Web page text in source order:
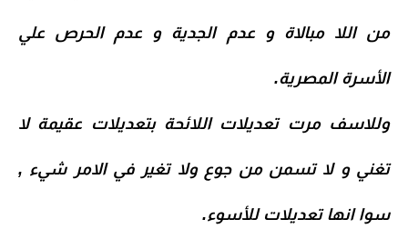
من اللا مبالاة و عدم الجدية و عدم الحرص علي
الأسرة المصرية.
وللاسف مرت تعديلات اللائحة بتعديلات عقيمة لا
تغني و لا تسمن من جوع ولا تغير في الامر شيء ,
سوا انها تعديلات للأسوء.